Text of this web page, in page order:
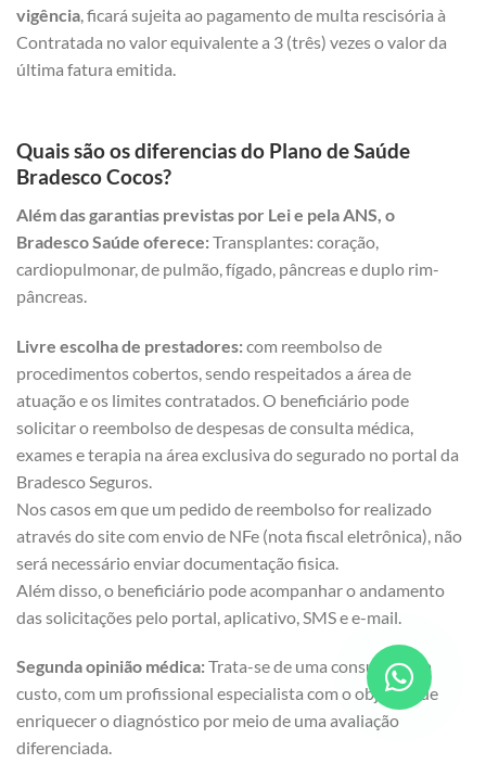
vigência, ficará sujeita ao pagamento de multa rescisória à
Contratada no valor equivalente a 3 (três) vezes o valor da
última fatura emitida.
Quais são os diferencias do Plano de Saúde
Bradesco Cocos?
Além das garantias previstas por Lei e pela ANS, o
Bradesco Saúde oferece:Transplantes: coração,
cardiopulmonar, de pulmão, fígado, pâncreas e duplo rim-
pâncreas.
Livre escolha de prestadores:com reembolso de
procedimentos cobertos, sendo respeitados a área de
atuação e os limites contratados. O beneficiário pode
solicitar o reembolso de despesas de consulta médica,
exames e terapia na área exclusiva do segurado no portal da
Bradesco Seguros.
Nos casos em que um pedido de reembolso for realizado
através do site com envio de NFe (nota fiscal eletrônica), não
será necessário enviar documentação fisica.
Além disso, o beneficiário pode acompanhar o andamento
das solicitações pelo portal, aplicativo, SMS e e-mail.
Segunda opinião médica:Trata-se de uma consulta, sem
custo, com um profissional especialista com o objetivo de
enriquecer o diagnóstico por meio de uma avaliação
diferenciada.